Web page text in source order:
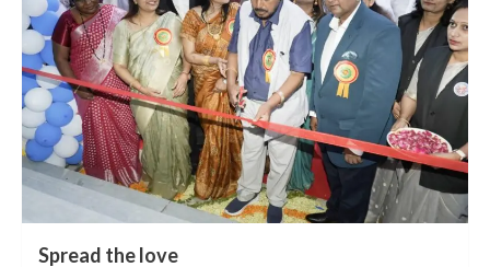
Spread the love